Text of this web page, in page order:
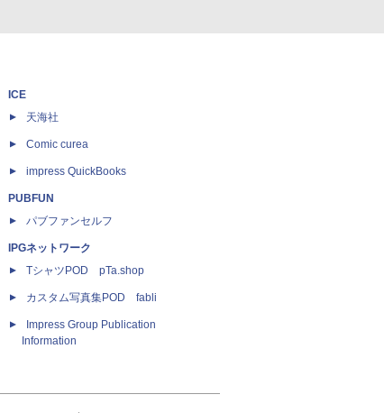
ICE
天海社
Comic curea
impress QuickBooks
PUBFUN
パブファンセルフ
IPGネットワーク
TシャツPOD pTa.shop
カスタム写真集POD fabli
Impress Group Publication
Information